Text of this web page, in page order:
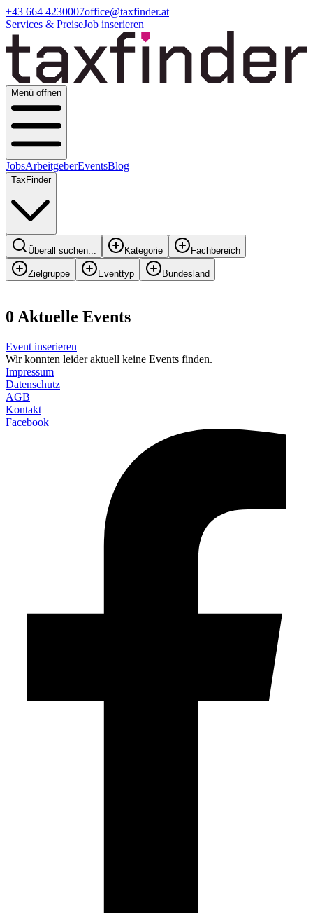
+43 664 4230007office@taxfinder.at
Services & PreiseJob inserieren
Menü offnen
JobsArbeitgeberEventsBlog
TaxFinder
Überall suchen... Kategorie Fachbereich
Zielgruppe Eventtyp Bundesland
0 Aktuelle Events
Event inserieren
Wir konnten leider aktuell keine Events finden.
Impressum
Datenschutz
AGB
Kontakt
Facebook